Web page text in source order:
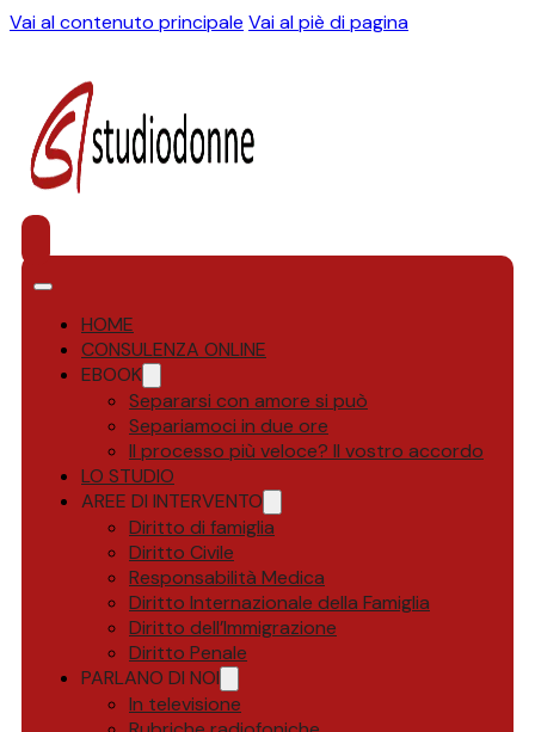
Vai al contenuto principale Vai al piè di pagina
HOME
CONSULENZA ONLINE
EBOOK
Separarsi con amore si può
Separiamoci in due ore
Il processo più veloce? Il vostro accordo
LO STUDIO
AREE DI INTERVENTO
Diritto di famiglia
Diritto Civile
Responsabilità Medica
Diritto Internazionale della Famiglia
Diritto dell’Immigrazione
Diritto Penale
PARLANO DI NOI
In televisione